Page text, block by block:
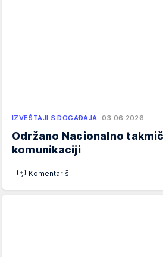
IZVEŠTAJI S DOGAĐAJA 03.06.2026.
Održano Nacionalno
komunikaciji
Komentariši